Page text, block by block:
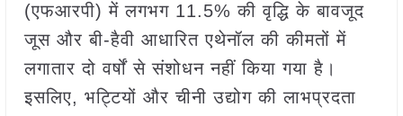
(एफआरपी) में लगभग 11.5% की वृद्धि के बावजूद
जूस और बी-हैवी आधारित एथेनॉल की कीमतों में
लगातार दो वर्षों से संशोधन नहीं किया गया है।
इसलिए, भट्टियों और चीनी उद्योग की लाभप्रदता